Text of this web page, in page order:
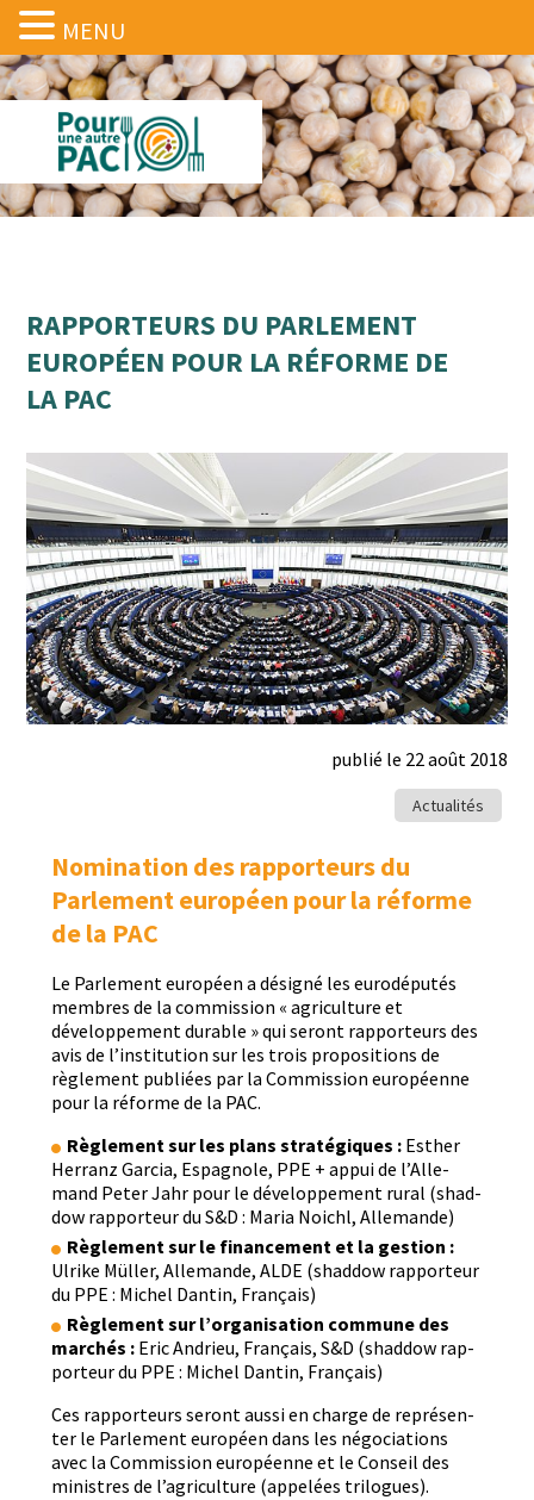
RAPPORTEURS DU PARLEMENT
EUROPÉEN POUR LA RÉFORME DE
LA PAC
publié le 22 août 2018
Actualités
Nomination des rapporteurs du
Parlement européen pour la réforme
de la PAC
Le Par­lement européen a désigné les eurodéputés
mem­bres de la com­mis­sion « agri­cul­ture et
développe­ment durable » qui seront rap­por­teurs des
avis de l’institution sur les trois propo­si­tions de
règle­ment pub­liées par la Com­mis­sion européenne
pour la réforme de la PAC.
Règle­ment sur les plans stratégiques :Esther
Her­ranz Gar­cia, Espag­nole, PPE + appui de l’Alle­
mand Peter Jahr pour le développe­ment rur­al (shad­
dow rap­por­teur du S&D : Maria Noichl, Allemande)
Règle­ment sur le finance­ment et la ges­tion :
Ulrike Müller, Alle­mande, ALDE (shad­dow rap­por­teur
du PPE : Michel Dan­tin, Français)
Règle­ment sur l’organisation com­mune des
marchés :Eric Andrieu, Français, S&D (shad­dow rap­
por­teur du PPE : Michel Dan­tin, Français)
Ces rap­por­teurs seront aus­si en charge de représen­
ter le Par­lement européen dans les négo­ci­a­tions
avec la Com­mis­sion européenne et le Con­seil des
min­istres de l’agriculture (appelées trilogues).
MENU